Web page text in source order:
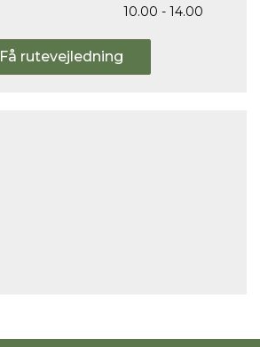
10.00 - 14.00
Få rutevejledning